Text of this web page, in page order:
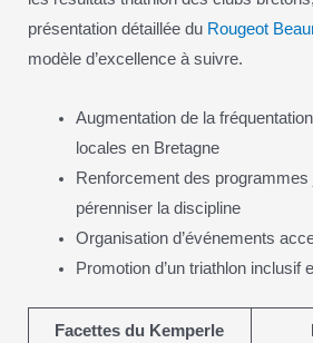
présentation détaillée du Rougeot
modèle d’excellence à suivre.
Augmentation de la
locales en Bretagne
Renforcement des programmes
pérenniser la discipline
Organisation d’événements
Promotion d’un triathlon inclusif
Facettes du Kemperle